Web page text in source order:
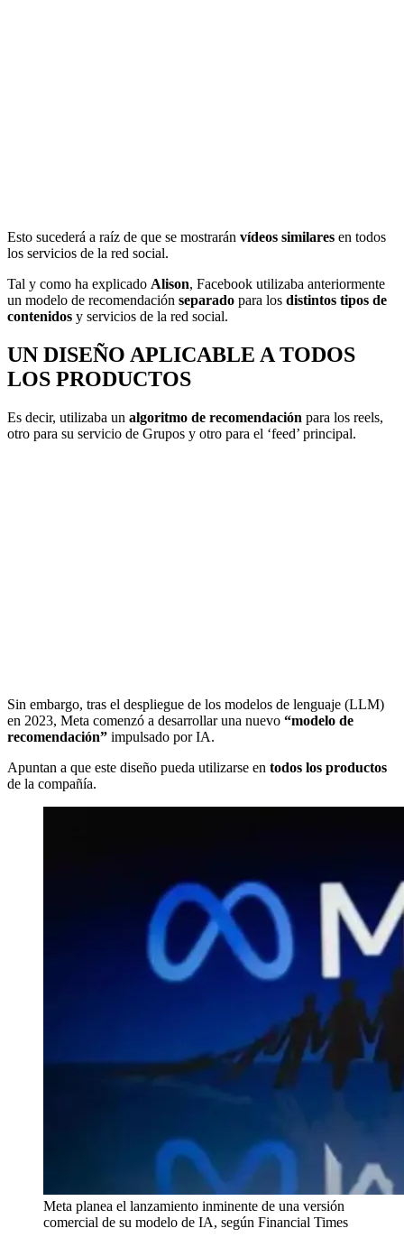
Esto sucederá a raíz de que se mostrarán vídeos similares en todos
los servicios de la red social.
Tal y como ha explicado Alison, Facebook utilizaba anteriormente
un modelo de recomendación separado para los distintos tipos de
contenidos y servicios de la red social.
UN DISEÑO APLICABLE A TODOS
LOS PRODUCTOS
Es decir, utilizaba un algoritmo de recomendación para los reels,
otro para su servicio de Grupos y otro para el ‘feed’ principal.
Sin embargo, tras el despliegue de los modelos de lenguaje (LLM)
en 2023, Meta comenzó a desarrollar una nuevo “modelo de
recomendación” impulsado por IA.
Apuntan a que este diseño pueda utilizarse en todos los productos
de la compañía.
Meta planea el lanzamiento inminente de una versión
comercial de su modelo de IA, según Financial Times